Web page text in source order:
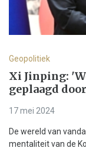
Geopolitiek
Xi Jinping:
geplaagd
17 mei 2024
De wereld van
mentaliteit van de